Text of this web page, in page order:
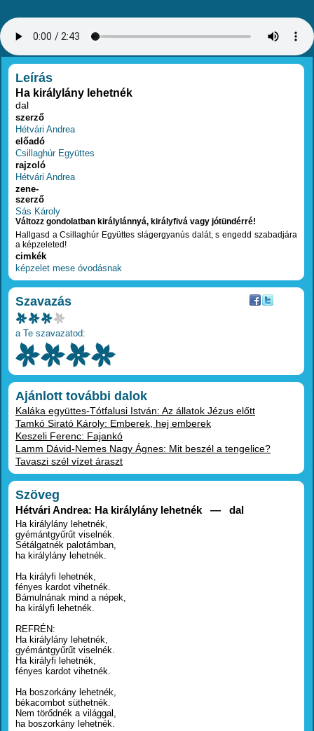
RÉSZLETEK
Leírás
Ha királylány lehetnék
dal
szerző
Hétvári Andrea
előadó
Csillaghúr Együttes
rajzoló
Hétvári Andrea
zene-
szerző
Sás Károly
Változz gondolatban királylánnyá, királyfivá vagy jótündérré!
Hallgasd a Csillaghúr Együttes slágergyanús dalát, s engedd szabadjára
a képzeleted!
cimkék
képzelet mese óvodásnak
Szavazás
a Te szavazatod:
Ajánlott további dalok
Kaláka együttes-Tótfalusi István: Az állatok Jézus előtt
Tamkó Sirató Károly: Emberek, hej emberek
Keszeli Ferenc: Fajankó
Lamm Dávid-Nemes Nagy Ágnes: Mit beszél a tengelice?
Tavaszi szél vízet áraszt
Szöveg
Hétvári Andrea: Ha királylány lehetnék — dal
Ha királylány lehetnék,
gyémántgyűrűt viselnék.
Sétálgatnék palotámban,
ha királylány lehetnék.
Ha királyfi lehetnék,
fényes kardot vihetnék.
Bámulnának mind a népek,
ha királyfi lehetnék.
REFRÉN:
Ha királylány lehetnék,
gyémántgyűrűt viselnék.
Ha királyfi lehetnék,
fényes kardot vihetnék.
Ha boszorkány lehetnék,
békacombot süthetnék.
Nem törődnék a világgal,
ha boszorkány lehetnék.